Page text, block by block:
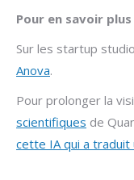
Pour en savoir plus
Sur les startup
Anova.
Pour prolonger la
scientifiques de
cette IA qui a traduit